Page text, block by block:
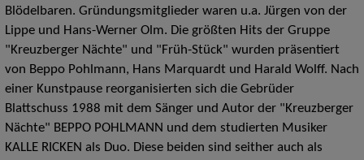
Blödelbaren. Gründungsmitglieder waren u.a. Jürgen von der
Lippe und Hans-Werner Olm. Die größten Hits der Gruppe
"Kreuzberger Nächte" und "Früh-Stück" wurden präsentiert
von Beppo Pohlmann, Hans Marquardt und Harald Wolff. Nach
einer Kunstpause reorganisierten sich die Gebrüder
Blattschuss 1988 mit dem Sänger und Autor der "Kreuzberger
Nächte" BEPPO POHLMANN und dem studierten Musiker
KALLE RICKEN als Duo. Diese beiden sind seither auch als